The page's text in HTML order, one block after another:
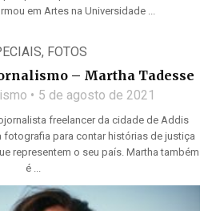
em Artes na Universidade ...
, FOTOS
– Martha Tadesse
5 de agosto de 2021
freelancer da cidade de Addis
fotografia para contar histórias de justiça
representem o seu país. Martha também
é ...